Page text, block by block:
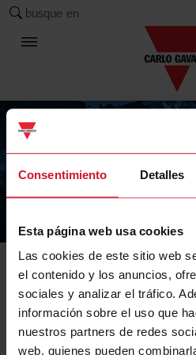
Consentimiento Detalles
Esta página web usa cookies
Las cookies de este sitio web
el contenido y los anuncios,
sociales y analizar el tráfico.
información sobre el uso que
nuestros partners de redes
web, quienes pueden
busque en
The Carlo Gavazzi Group